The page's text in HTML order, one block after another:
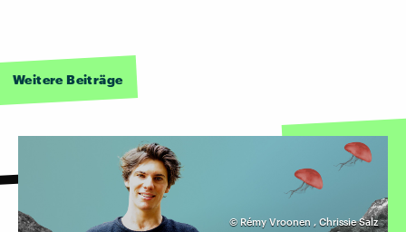
Weitere Beiträge
© Rémy Vroonen , Chrissie Salz